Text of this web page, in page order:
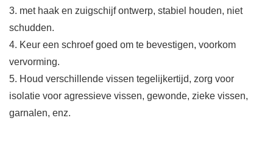
3. met haak en zuigschijf ontwerp, stabiel houden, niet
schudden.
4. Keur een schroef goed om te bevestigen, voorkom
vervorming.
5. Houd verschillende vissen tegelijkertijd, zorg voor
isolatie voor agressieve vissen, gewonde, zieke vissen,
garnalen, enz.